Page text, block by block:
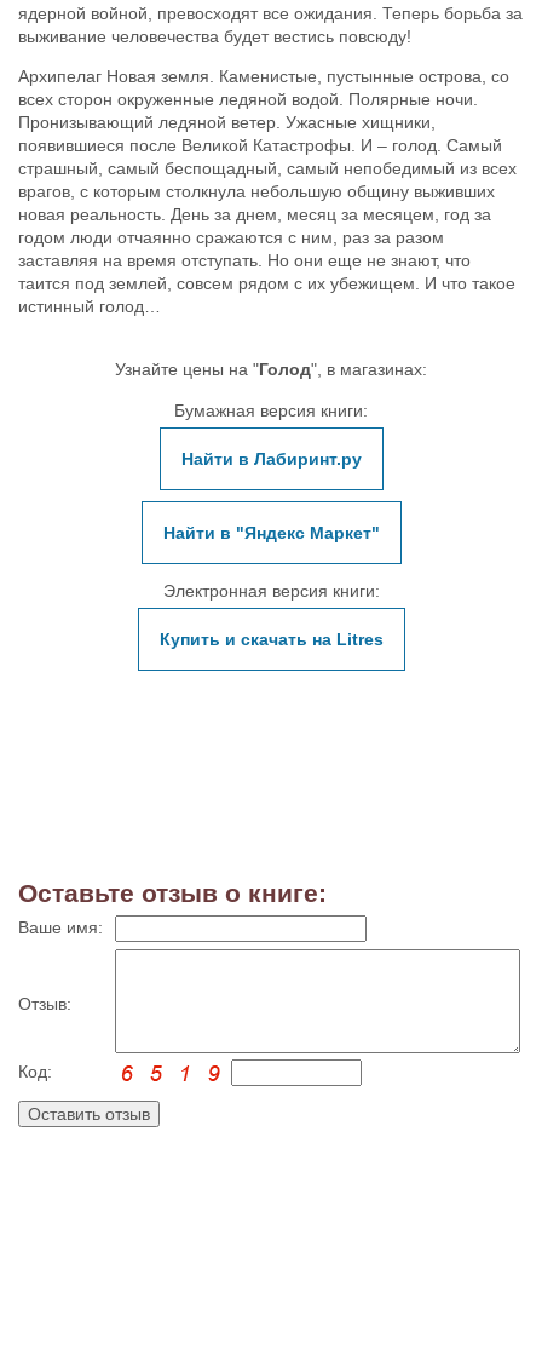
ядерной войной, превосходят все ожидания. Теперь борьба за
выживание человечества будет вестись повсюду!
Архипелаг Новая земля. Каменистые, пустынные острова, со
всех сторон окруженные ледяной водой. Полярные ночи.
Пронизывающий ледяной ветер. Ужасные хищники,
появившиеся после Великой Катастрофы. И – голод. Самый
страшный, самый беспощадный, самый непобедимый из всех
врагов, с которым столкнула небольшую общину выживших
новая реальность. День за днем, месяц за месяцем, год за
годом люди отчаянно сражаются с ним, раз за разом
заставляя на время отступать. Но они еще не знают, что
таится под землей, совсем рядом с их убежищем. И что такое
истинный голод…
Узнайте цены на "Голод", в магазинах:
Бумажная версия книги:
Найти в Лабиринт.ру
Найти в "Яндекс Маркет"
Электронная версия книги:
Купить и скачать на Litres
Оставьте отзыв о книге:
Ваше имя:
Отзыв:
Код: